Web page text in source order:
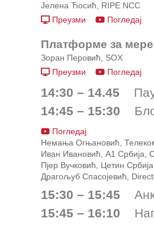
Јелена Ћосић, RIPE NCC
Преузми
Погледај
Платформе за
Зоран Перовић, SOX
Преузми
Погледај
14:30 – 14.45
14:45 – 15:30
Погледај
Немања Огњановић, Телеком
Иван Ивановић, А1 Србија,
Пјер Вучковић, Цетин
Драгољуб Спасојевић,
15:30 – 15:45
15:45 – 16:10